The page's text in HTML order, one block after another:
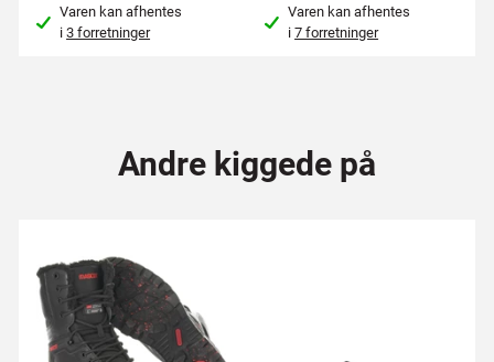
Varen kan afhentes
i3 forretninger
Varen kan afhentes
i7 forretninger
Andre kiggede på